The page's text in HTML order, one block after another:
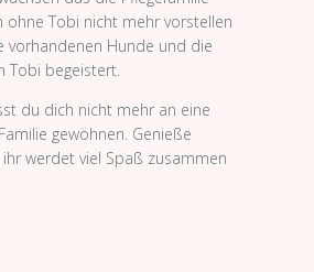
ohne Tobi nicht mehr vorstellen
vorhandenen Hunde und die
Tobi begeistert.
du dich nicht mehr an eine
gewöhnen. Genieße
ihr werdet viel Spaß zusammen